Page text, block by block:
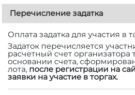
Перечисление задатка
Оплата задатка для участия в
Задаток перечисляется
расчетный счет организатора
основании счета,
лота, после регистрации на
заявки на участие в торгах.